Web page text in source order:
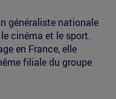
généraliste nationale
cinéma et le sport.
en France, elle
filiale du groupe